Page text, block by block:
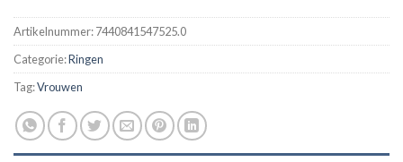
Artikelnummer:7440841547525.0
Categorie:Ringen
Tag:Vrouwen